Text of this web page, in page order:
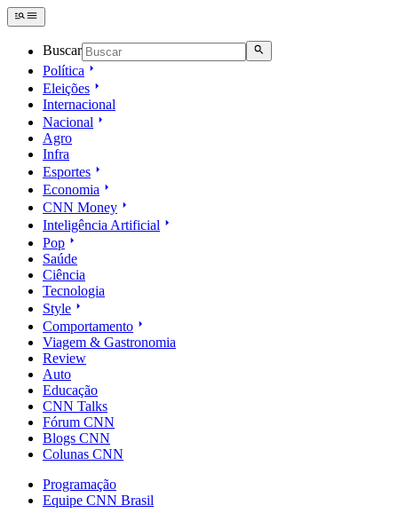
Buscar
Política
Eleições
Internacional
Nacional
Agro
Infra
Esportes
Economia
CNN Money
Inteligência Artificial
Pop
Saúde
Ciência
Tecnologia
Style
Comportamento
Viagem & Gastronomia
Review
Auto
Educação
CNN Talks
Fórum CNN
Blogs CNN
Colunas CNN
Programação
Equipe CNN Brasil